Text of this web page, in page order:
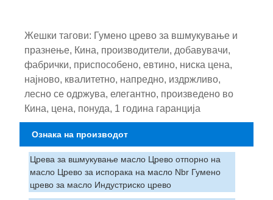
Жешки тагови: Гумено црево за вшмукување и
празнење, Кина, производители, добавувачи,
фабрички, приспособено, евтино, ниска цена,
најново, квалитетно, напредно, издржливо,
лесно се одржува, елегантно, произведено во
Кина, цена, понуда, 1 година гаранција
Ознака на производот
Црева за вшмукување масло Црево отпорно на
масло Црево за испорака на масло Nbr Гумено
црево за масло Индустриско црево